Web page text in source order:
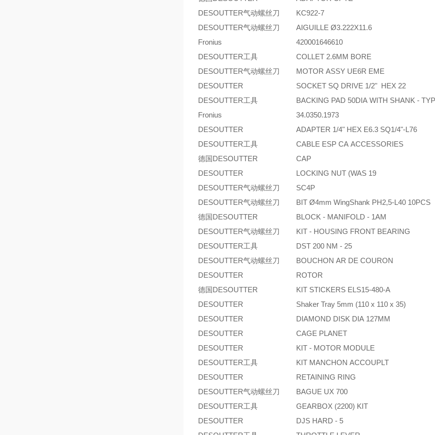
DESOUTTER气动螺丝刀
KC922-7
DESOUTTER气动螺丝刀
AIGUILLE Ø3.222X11.6
Fronius
420001646610
DESOUTTER工具
COLLET 2.6MM BORE
DESOUTTER气动螺丝刀
MOTOR ASSY UE6R EME
DESOUTTER
SOCKET SQ DRIVE 1/2" HEX 22
DESOUTTER工具
BACKING PAD 50DIA WITH SHANK -
Fronius
34.0350.1973
DESOUTTER
ADAPTER 1/4" HEX E6.3 SQ1/4"-L76
DESOUTTER工具
CABLE ESP CA ACCESSORIES
德国DESOUTTER
CAP
DESOUTTER
LOCKING NUT (WAS 19
DESOUTTER气动螺丝刀
SC4P
DESOUTTER气动螺丝刀
BIT Ø4mm WingShank PH2,5-L40 10PCS
德国DESOUTTER
BLOCK - MANIFOLD - 1AM
DESOUTTER气动螺丝刀
KIT - HOUSING FRONT BEARING
DESOUTTER工具
DST 200 NM - 25
DESOUTTER气动螺丝刀
BOUCHON AR DE COURON
DESOUTTER
ROTOR
德国DESOUTTER
KIT STICKERS ELS15-480-A
DESOUTTER
Shaker Tray 5mm (110 x 110 x 35)
DESOUTTER
DIAMOND DISK DIA 127MM
DESOUTTER
CAGE PLANET
DESOUTTER
KIT - MOTOR MODULE
DESOUTTER工具
KIT MANCHON ACCOUPLT
DESOUTTER
RETAINING RING
DESOUTTER气动螺丝刀
BAGUE UX 700
DESOUTTER工具
GEARBOX (2200) KIT
DESOUTTER
DJS HARD - 5